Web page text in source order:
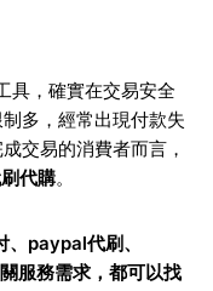
具，確實在交易安全
多，經常出現付款失
交易的消費者而言，
代購。
paypal代刷、
服務需求，都可以找